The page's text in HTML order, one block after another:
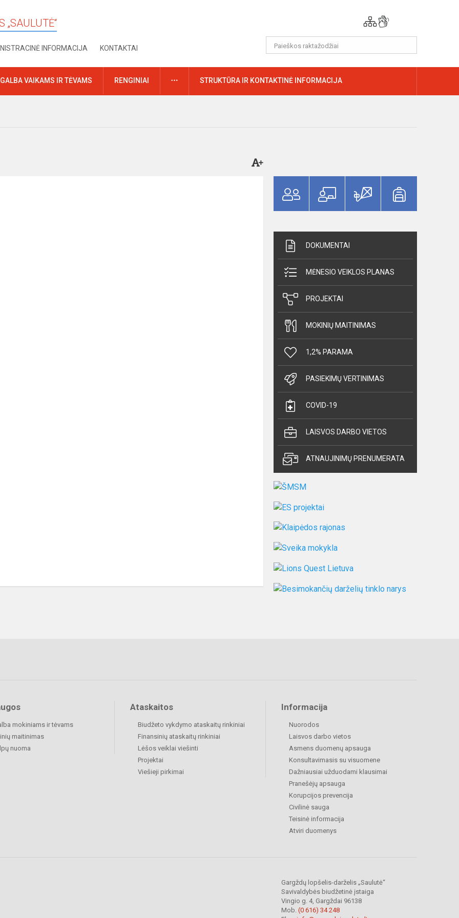
„SAULUTĖ“
INFORMACIJA KONTAKTAI
VAIKAMS IR TĖVAMS RENGINIAI DAUGIAUSTRUKTŪRA IR KONTAKTINĖ INFORMACIJA
DOKUMENTAI
MĖNESIO VEIKLOS PLANAS
PROJEKTAI
MOKINIŲ MAITINIMAS
1,2% PARAMA
PASIEKIMŲ VERTINIMAS
COVID-19
LAISVOS DARBO VIETOS
ATNAUJINIMŲ PRENUMERATA
mokiniams ir tėvams
maitinimas
nuoma
Ataskaitos
Biudžeto vykdymo ataskaitų rinkiniai
Finansinių ataskaitų rinkiniai
Lėšos veiklai viešinti
Projektai
Viešieji pirkimai
Informacija
Nuorodos
Laisvos darbo vietos
Asmens duomenų apsauga
Konsultavimasis su visuomene
Dažniausiai užduodami klausimai
Pranešėjų apsauga
Korupcijos prevencija
Civilinė sauga
Teisinė informacija
Atviri duomenys
Gargždų lopšelis-darželis „Saulutė“
Savivaldybės biudžetinė įstaiga
Vingio g. 4, Gargždai 96138
Mob. (0 616) 34 248